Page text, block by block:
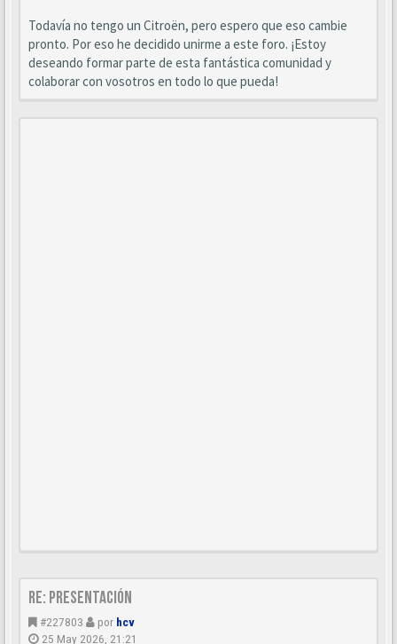
Todavía no tengo un Citroën, pero espero que eso cambie
pronto. Por eso he decidido unirme a este foro. ¡Estoy
deseando formar parte de esta fantástica comunidad y
colaborar con vosotros en todo lo que pueda!
Re: Presentación
#227803 por hcv
25 May 2026, 21:21